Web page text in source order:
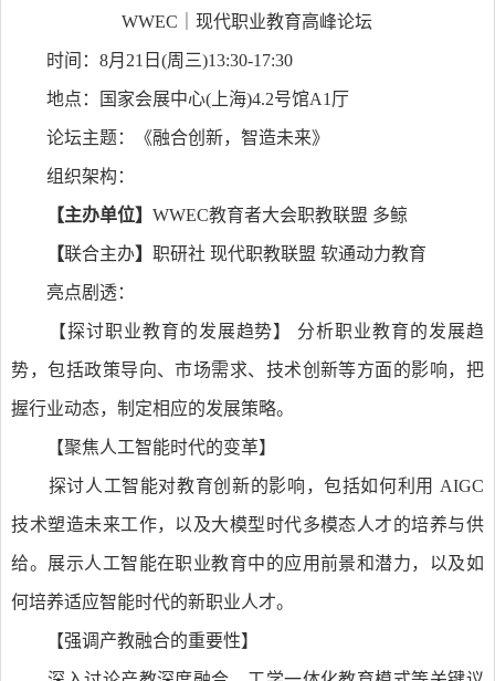
WWEC｜现代职业教育高峰论坛
时间：8月21日(周三)13:30-17:30
地点：国家会展中心(上海)4.2号馆A1厅
论坛主题：《融合创新，智造未来》
组织架构：
【主办单位】WWEC教育者大会职教联盟 多鲸
【联合主办】职研社 现代职教联盟 软通动力教育
亮点剧透：
【探讨职业教育的发展趋势】 分析职业教育的发展趋
势，包括政策导向、市场需求、技术创新等方面的影响，把
握行业动态，制定相应的发展策略。
【聚焦人工智能时代的变革】
探讨人工智能对教育创新的影响，包括如何利用 AIGC
技术塑造未来工作，以及大模型时代多模态人才的培养与供
给。展示人工智能在职业教育中的应用前景和潜力，以及如
何培养适应智能时代的新职业人才。
【强调产教融合的重要性】